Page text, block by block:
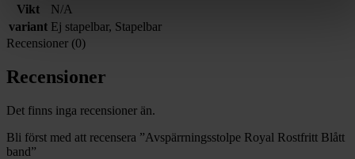
Vikt
N/A
variant Ej stapelbar, Stapelbar
Recensioner (0)
Recensioner
Det finns inga recensioner än.
Bli först med att recensera ”Avspärrningsstolpe Royal Rostfritt Blått
band”